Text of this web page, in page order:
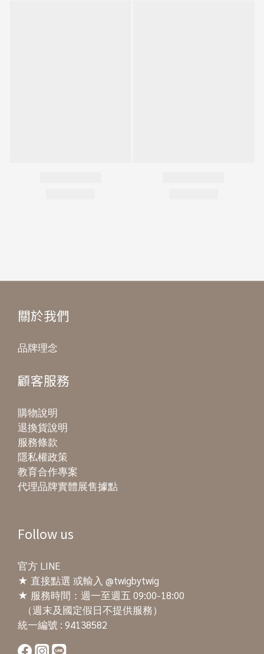
關於我們
品牌理念
顧客服務
購物說明
退換貨說明
服務條款
隱私權政策
教育合作專案
代理品牌實體展售據點
Follow us
官方 LINE
★ 直接點選 或輸入 @twigbytwig
★ 服務時間：週一至週五 09:00-18:00
（週末及國定假日不提供服務）
統一編號 : 94138582